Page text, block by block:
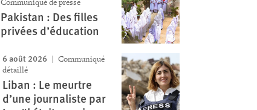
Communiqué de presse
Pakistan : Des filles
privées d’éducation
6 août 2026
Communiqué
détaillé
Liban : Le meurtre
d’une journaliste par